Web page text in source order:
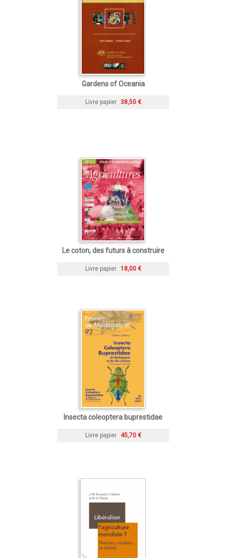
Gardens of Oceania
Livre papier 38,50 €
Le coton, des futurs à construire
Livre papier 18,00 €
Insecta coleoptera buprestidae
Livre papier 45,70 €